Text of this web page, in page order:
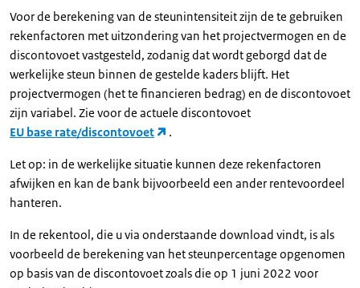
Voor de berekening van de steunintensiteit zijn de te gebruiken
rekenfactoren met uitzondering van het projectvermogen en de
discontovoet vastgesteld, zodanig dat wordt geborgd dat de
werkelijke steun binnen de gestelde kaders blijft. Het
projectvermogen (het te financieren bedrag) en de discontovoet
zijn variabel. Zie voor de actuele discontovoet
EU base rate/discontovoet
.
Let op: in de werkelijke situatie kunnen deze rekenfactoren
afwijken en kan de bank bijvoorbeeld een ander rentevoordeel
hanteren.
In de rekentool, die u via onderstaande download vindt, is als
voorbeeld de berekening van het steunpercentage opgenomen
op basis van de discontovoet zoals die op 1 juni 2022 voor